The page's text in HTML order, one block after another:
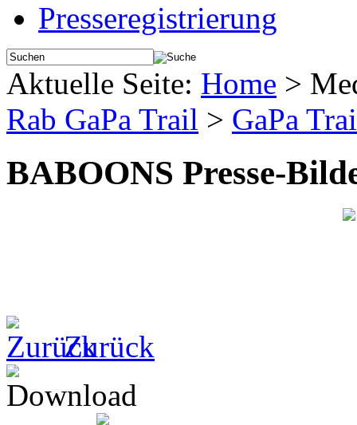
Presseregistrierung
Aktuelle Seite: Home >
Rab GaPa Trail > GaPa
BABOONS Presse-
Zurück